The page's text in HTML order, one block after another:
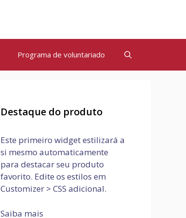
Programa de voluntariado
Destaque do produto
Este primeiro widget estilizará a
si mesmo automaticamente
para destacar seu produto
favorito. Edite os estilos em
Customizer > CSS adicional.
Saiba mais